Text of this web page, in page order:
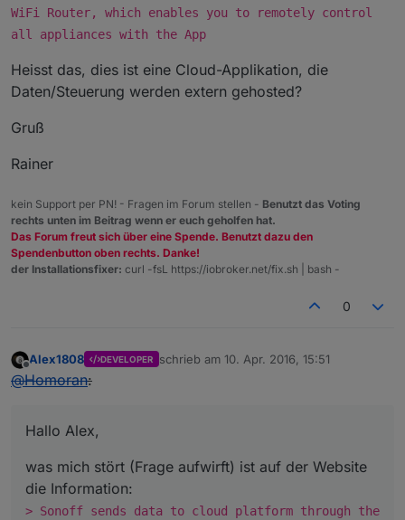
WiFi Router, which enables you to remotely control
all appliances with the App
Heisst das, dies ist eine Cloud-Applikation, die
Daten/Steuerung werden extern gehosted?
Gruß
Rainer
kein Support per PN! - Fragen im Forum stellen - Benutzt das Voting
rechts unten im Beitrag wenn er euch geholfen hat.
Das Forum freut sich über eine Spende. Benutzt dazu den
Spendenbutton oben rechts. Danke!
der Installationsfixer: curl -fsL https://iobroker.net/fix.sh | bash -
0
Offline
Alex1808 DEVELOPER schrieb am 10. Apr. 2016, 15:51
zuletzt editiert von
@Homoran:
Hallo Alex,
was mich stört (Frage aufwirft) ist auf der Website
die Information:
> Sonoff sends data to cloud platform through the